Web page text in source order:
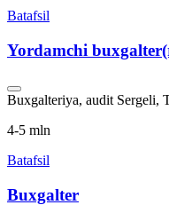
Batafsil
Yordamchi
Buxgalteriya, audit Sergeli,
4-5 mln
Batafsil
Buxgalter